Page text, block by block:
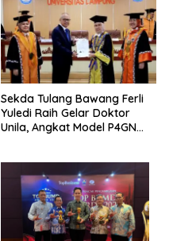
Sekda Tulang Bawang Ferli
Yuledi Raih Gelar Doktor
Unila, Angkat Model P4GN